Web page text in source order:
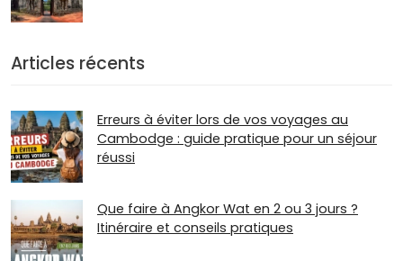
Articles récents
Erreurs à éviter lors de vos voyages au
Cambodge : guide pratique pour un séjour
réussi
Que faire à Angkor Wat en 2 ou 3 jours ?
Itinéraire et conseils pratiques